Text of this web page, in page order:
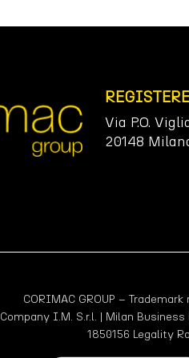
Via P.O.
20148
CORIMAC GROUP –
Company I.M. S.r.l. | Milan
1850156 Legality